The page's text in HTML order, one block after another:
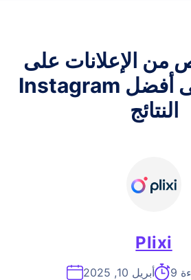
من الإعلانات على
Instagram للحصول على أفضل
النتائج
Plixi
أبريل 10, 2025